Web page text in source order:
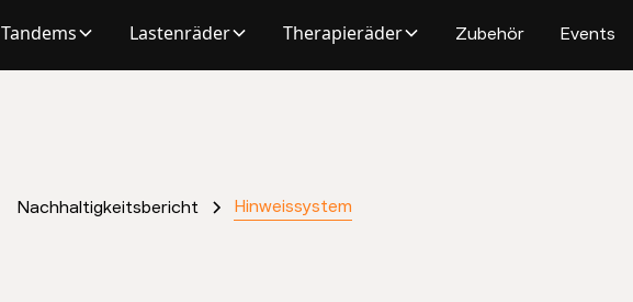
Tandems Lastenräder Therapieräder Zubehör Events
Nachhaltigkeitsbericht Hinweissystem